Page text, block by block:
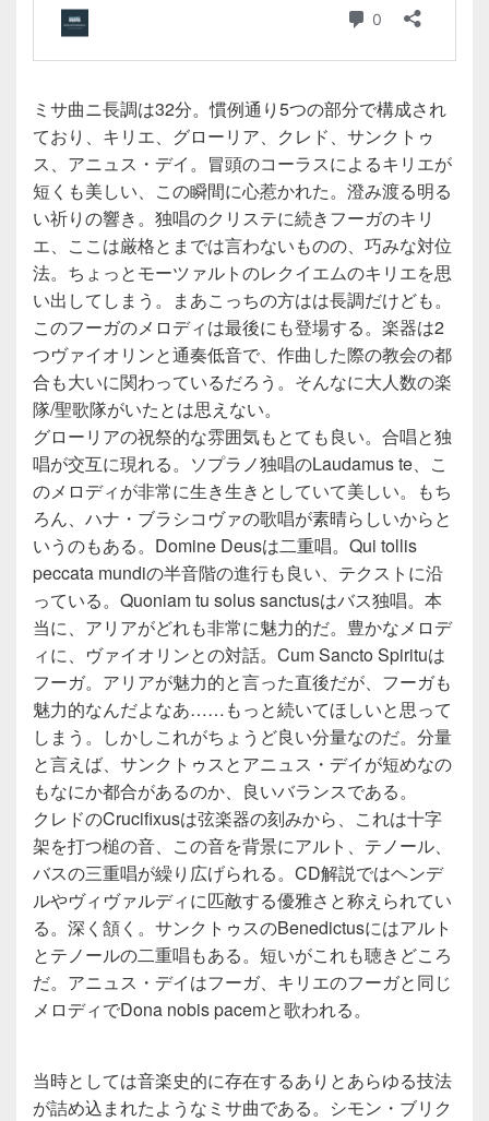
ミサ曲ニ長調は32分。慣例通り5つの部分で構成され
ており、キリエ、グローリア、クレド、サンクトゥ
ス、アニュス・デイ。冒頭のコーラスによるキリエが
短くも美しい、この瞬間に心惹かれた。澄み渡る明る
い祈りの響き。独唱のクリステに続きフーガのキリ
エ、ここは厳格とまでは言わないものの、巧みな対位
法。ちょっとモーツァルトのレクイエムのキリエを思
い出してしまう。まあこっちの方はは長調だけども。
このフーガのメロディは最後にも登場する。楽器は2
つヴァイオリンと通奏低音で、作曲した際の教会の都
合も大いに関わっているだろう。そんなに大人数の楽
隊/聖歌隊がいたとは思えない。
グローリアの祝祭的な雰囲気もとても良い。合唱と独
唱が交互に現れる。ソプラノ独唱のLaudamus te、こ
のメロディが非常に生き生きとしていて美しい。もち
ろん、ハナ・ブラシコヴァの歌唱が素晴らしいからと
いうのもある。Domine Deusは二重唱。Qui tollis
peccata mundiの半音階の進行も良い、テクストに沿
っている。Quoniam tu solus sanctusはバス独唱。本
当に、アリアがどれも非常に魅力的だ。豊かなメロデ
ィに、ヴァイオリンとの対話。Cum Sancto Spirituは
フーガ。アリアが魅力的と言った直後だが、フーガも
魅力的なんだよなあ……もっと続いてほしいと思って
しまう。しかしこれがちょうど良い分量なのだ。分量
と言えば、サンクトゥスとアニュス・デイが短めなの
もなにか都合があるのか、良いバランスである。
クレドのCrucifixusは弦楽器の刻みから、これは十字
架を打つ槌の音、この音を背景にアルト、テノール、
バスの三重唱が繰り広げられる。CD解説ではヘンデ
ルやヴィヴァルディに匹敵する優雅さと称えられてい
る。深く頷く。サンクトゥスのBenedictusにはアルト
とテノールの二重唱もある。短いがこれも聴きどころ
だ。アニュス・デイはフーガ、キリエのフーガと同じ
メロディでDona nobis pacemと歌われる。
当時としては音楽史的に存在するありとあらゆる技法
が詰め込まれたようなミサ曲である。シモン・ブリク